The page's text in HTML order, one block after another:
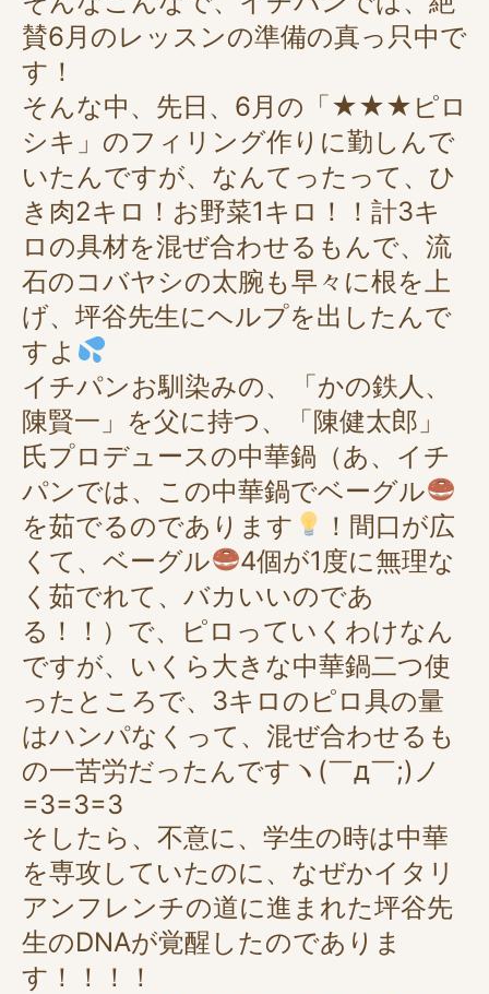
賛6月のレッスンの準備の真っ只中で
す！
そんな中、先日、6月の「★★★ピロ
シキ」のフィリング作りに勤しんで
いたんですが、なんてったって、ひ
き肉2キロ！お野菜1キロ！！計3キ
ロの具材を混ぜ合わせるもんで、流
石のコバヤシの太腕も早々に根を上
げ、坪谷先生にヘルプを出したんで
すよ
イチパンお馴染みの、「かの鉄人、
陳賢一」を父に持つ、「陳健太郎」
氏プロデュースの中華鍋（あ、イチ
パンでは、この中華鍋でベーグル
を茹でるのであります
！間口が広
くて、ベーグル
4個が1度に無理な
く茹でれて、バカいいのであ
る！！）で、ピロっていくわけなん
ですが、いくら大きな中華鍋二つ使
ったところで、3キロのピロ具の量
はハンパなくって、混ぜ合わせるも
の一苦労だったんですヽ(￣д￣;)ノ
=3=3=3
そしたら、不意に、学生の時は中華
を専攻していたのに、なぜかイタリ
アンフレンチの道に進まれた坪谷先
生のDNAが覚醒したのでありま
す！！！！